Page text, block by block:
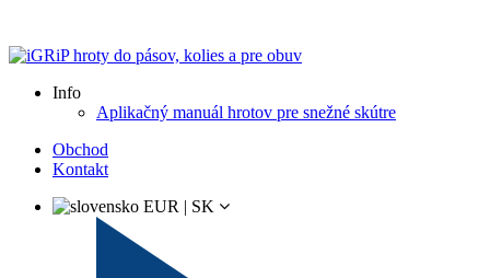
Info
Aplikačný manuál hrotov pre snežné skútre
Obchod
Kontakt
EUR | SK